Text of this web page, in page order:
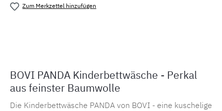
Zum Merkzettel hinzufügen
BOVI PANDA Kinderbettwäsche - Perkal
aus feinster Baumwolle
Die Kinderbettwäsche PANDA von BOVI - eine kuschelige